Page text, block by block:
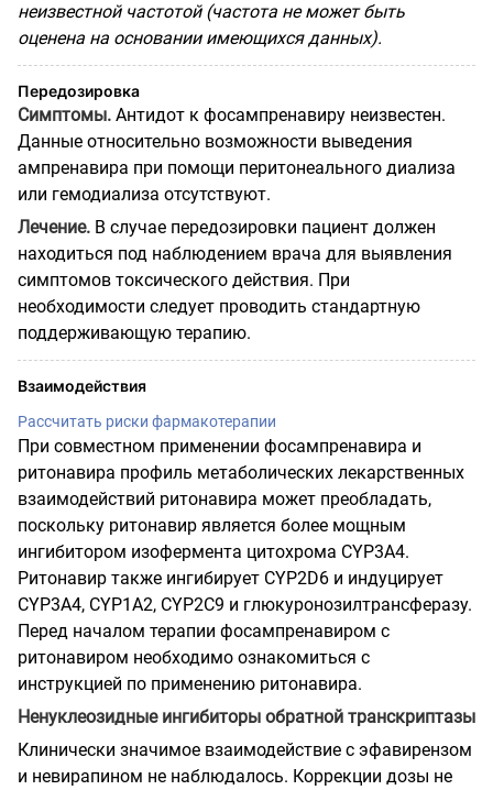
неизвестной частотой (частота не может быть
оценена на основании имеющихся данных).
Передозировка
Симптомы. Антидот к фосампренавиру неизвестен.
Данные относительно возможности выведения
ампренавира при помощи перитонеального диализа
или гемодиализа отсутствуют.
Лечение. В случае передозировки пациент должен
находиться под наблюдением врача для выявления
симптомов токсического действия. При
необходимости следует проводить стандартную
поддерживающую терапию.
Взаимодействия
Рассчитать риски фармакотерапии
При совместном применении фосампренавира и
ритонавира профиль метаболических лекарственных
взаимодействий ритонавира может преобладать,
поскольку ритонавир является более мощным
ингибитором изофермента цитохрома CYP3A4.
Ритонавир также ингибирует CYP2D6 и индуцирует
CYP3A4, CYP1A2, CYP2C9 и глюкуронозилтрансферазу.
Перед началом терапии фосампренавиром с
ритонавиром необходимо ознакомиться с
инструкцией по применению ритонавира.
Ненуклеозидные ингибиторы обратной транскриптазы
Клинически значимое взаимодействие с эфавирензом
и невирапином не наблюдалось. Коррекции дозы не